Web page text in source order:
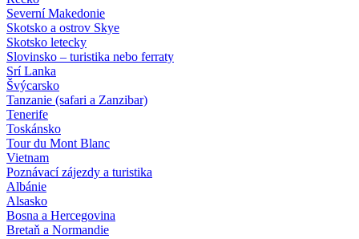
Severní Makedonie
Skotsko a ostrov Skye
Skotsko letecky
Slovinsko – turistika nebo ferraty
Srí Lanka
Švýcarsko
Tanzanie (safari a Zanzibar)
Tenerife
Toskánsko
Tour du Mont Blanc
Vietnam
Poznávací zájezdy a turistika
Albánie
Alsasko
Bosna a Hercegovina
Bretaň a Normandie